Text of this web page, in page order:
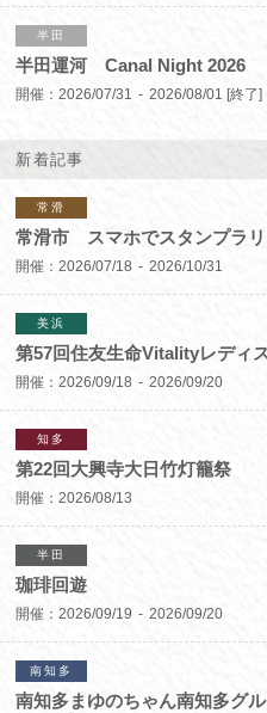
半田
半田運河 Canal Night 2026
開催：2026/07/31 2026/08/01 [終了]
新着記事
常滑
常滑市 スマホでスタンプラ
開催：2026/07/18 2026/10/31
美浜
第57回住友生命Vitalityレディ
開催： 2026/09/18 2026/09/20
知多
第22回大興寺大日竹灯籠祭
開催：2026/08/13
半田
珈琲回遊
開催： 2026/09/19 2026/09/20
南知多
南知多まゆのちゃん南知多グ